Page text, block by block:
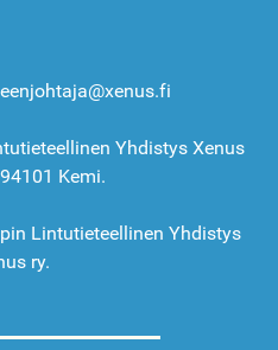
Yhdistys Xenus
Kemi.
Lintutieteellinen Yhdistys
ry.